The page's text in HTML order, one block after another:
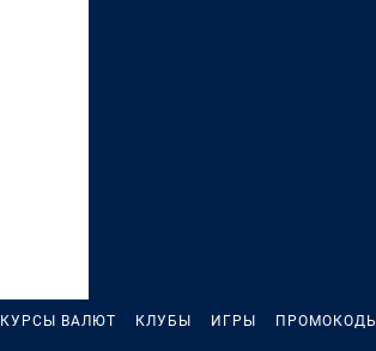
КУРСЫ ВАЛЮТ КЛУБЫ ИГРЫ ПРОМОКОДЫ